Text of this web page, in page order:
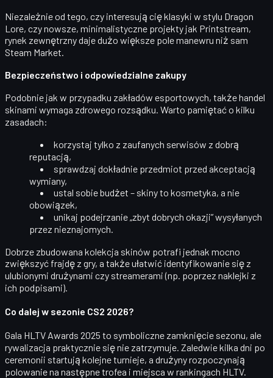
Niezależnie od tego, czy interesują cię klasyki w stylu Dragon
Lore, czy nowsze, minimalistyczne projekty jak Printstream,
rynek zewnętrzny daje dużo większe pole manewru niż sam
Steam Market.
Bezpieczeństwo i odpowiedzialne zakupy
Podobnie jak w przypadku zakładów esportowych, także handel
skinami wymaga zdrowego rozsądku. Warto pamiętać o kilku
zasadach:
korzystaj tylko z zaufanych serwisów z dobrą
reputacją,
sprawdzaj dokładnie przedmiot przed akceptacją
wymiany,
ustal sobie budżet – skiny to kosmetyka, a nie
obowiązek,
unikaj podejrzanie „zbyt dobrych okazji” wysyłanych
przez nieznajomych.
Dobrze zbudowana kolekcja skinów potrafi jednak mocno
zwiększyć frajdę z gry, a także ułatwić identyfikowanie się z
ulubionymi drużynami czy streamerami (np. poprzez naklejki z
ich podpisami).
Co dalej w sezonie CS2 2026?
Gala HLTV Awards 2025 to symboliczne zamknięcie sezonu, ale
rywalizacja praktycznie się nie zatrzymuje. Zaledwie kilka dni po
ceremonii startują kolejne turnieje, a drużyny rozpoczynają
polowanie na następne trofea i miejsca w rankingach HLTV.